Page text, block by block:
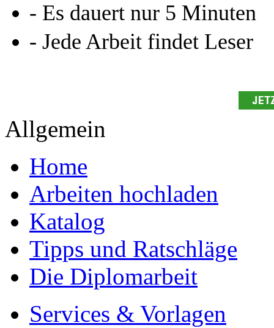
- Es dauert nur 5 Minuten
- Jede Arbeit findet Leser
Allgemein
Home
Arbeiten hochladen
Katalog
Tipps und Ratschläge
Die Diplomarbeit
Services & Vorlagen